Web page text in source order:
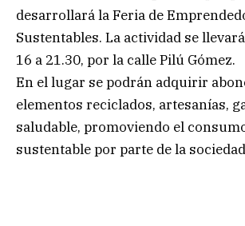
desarrollará la Feria de
Sustentables. La actividad se
16 a 21.30, por la calle Pilú Gómez.
En el lugar se podrán adquirir
elementos reciclados, artesanías,
saludable, promoviendo el
sustentable por parte de la